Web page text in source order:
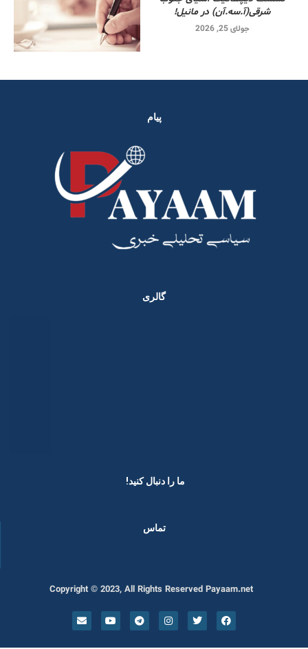
شرقی‌(آ.سه.آن) در مانیل!
جولای 25, 2026
پیام
گالری
ما را دنبال کنید! ​
تماس
Copyright © 2023, All Rights Reserved Payaam.net